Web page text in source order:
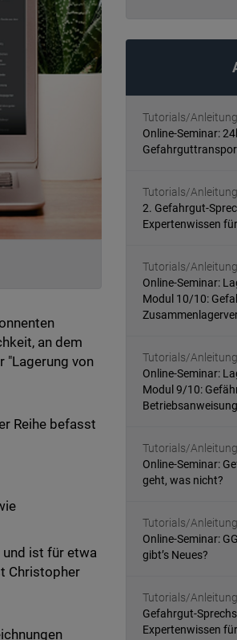
an dem
"Lagerung von
Reihe befasst
und ist für etwa
Christopher
Tutorials/
Online-Seminar:
Tutorials/
2. Gefahrgut-
Expertenwissen
Tutorials/
Online-Seminar:
Modul 10/10:
Tutorials/
Online-Seminar:
Modul 9/10:
Tutorials/
Online-Seminar:
geht, was nicht?
Tutorials/
Online-Seminar:
gibt’s Neues?
Tutorials/
Gefahrgut-
Expertenwissen